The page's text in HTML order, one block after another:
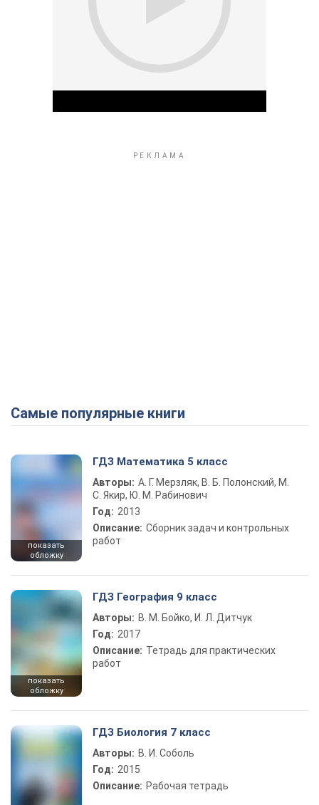
Самые популярные книги
показать
обложку
ГДЗ Математика 5 класс
Авторы: А. Г. Мерзляк, В. Б. Полонский, М.
С. Якир, Ю. М. Рабинович
Год: 2013
Описание: Сборник задач и контрольных
работ
показать
обложку
ГДЗ География 9 класс
Авторы: В. М. Бойко, И. Л. Дитчук
Год: 2017
Описание: Тетрадь для практических
работ
ГДЗ Биология 7 класс
Авторы: В. И. Соболь
Год: 2015
Описание: Рабочая тетрадь